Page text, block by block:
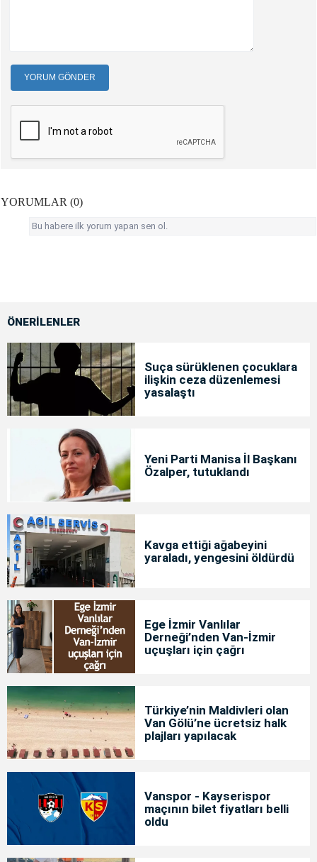
YORUM GÖNDER
YORUMLAR (0)
Bu habere ilk yorum yapan sen ol.
ÖNERİLENLER
Suça sürüklenen çocuklara
ilişkin ceza düzenlemesi
yasalaştı
Yeni Parti Manisa İl Başkanı
Özalper, tutuklandı
Kavga ettiği ağabeyini
yaraladı, yengesini öldürdü
Ege İzmir Vanlılar
Derneği’nden Van-İzmir
uçuşları için çağrı
Türkiye’nin Maldivleri olan
Van Gölü’ne ücretsiz halk
plajları yapılacak
Vanspor - Kayserispor
maçının bilet fiyatları belli
oldu